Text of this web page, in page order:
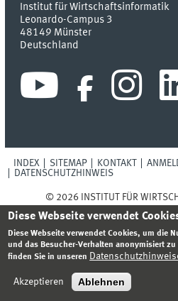
Institut für Wirtschaftsinformatik
Leonardo-Campus 3
48149 Münster
Deutschland
INDEX SITEMAP KONTAKT
DATENSCHUTZHINWEIS
© 2026 INSTITUT FÜR
Diese Webseite verwendet
Diese Webseite verwendet Cookies, um die
und das Besucher-Verhalten anonymisiert
finden Sie in unseren
Akzeptieren Ablehnen